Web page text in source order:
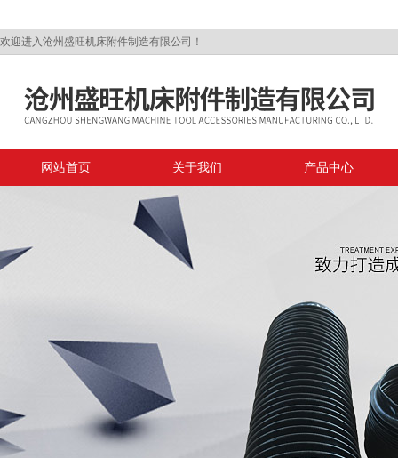
欢迎进入沧州盛旺机床附件制造有限公司！
网站首页 关于我们 产品中心